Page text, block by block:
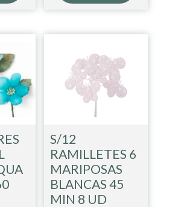
S/12
RAMILLETES 6
MARIPOSAS
BLANCAS 45
MIN 8 UD